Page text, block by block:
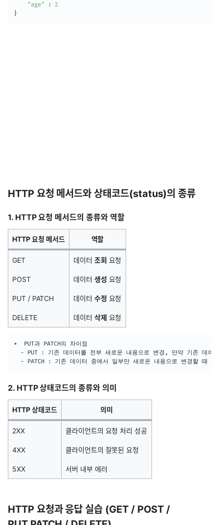
"age"
:
2
}
HTTP 요청 메서드와 상태코드(status)의 종류
1. HTTP 요청 메서드의 종류와 역할
HTTP 요청 메서드 역할
GET 데이터 조회 요청
POST 데이터 생성 요청
PUT / PATCH 데이터 수정 요청
DELETE 데이터 삭제 요청
*  PUT과 PATCH의 차이점
- PUT : 기존 데이터를 전부 새로운 내용으로 변경, 만약 기존 데이
- PATCH : 기존 데이터 중에서 일부만 새로운 내용으로 변경할 때 사
2. HTTP 상태코드의 종류와 의미
HTTP 상태코드 의미
2XX 클라이언트의 요청 처리 성공
4XX 클라이언트의 잘못된 요청
5XX 서버 내부 에러
HTTP 요청과 응답 실습 (GET / POST /